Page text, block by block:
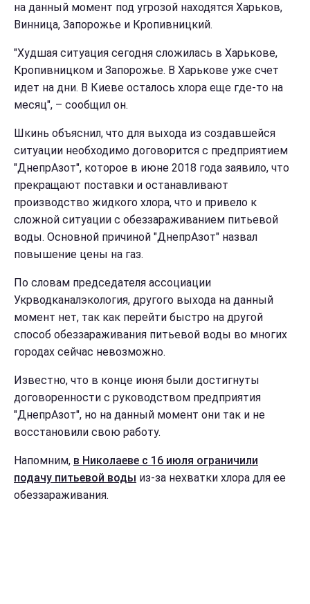
на данный момент под угрозой находятся Харьков,
Винница, Запорожье и Кропивницкий.
"Худшая ситуация сегодня сложилась в Харькове,
Кропивницком и Запорожье. В Харькове уже счет
идет на дни. В Киеве осталось хлора еще где-то на
месяц", – сообщил он.
Шкинь объяснил, что для выхода из создавшейся
ситуации необходимо договорится с предприятием
"ДнепрАзот", которое в июне 2018 года заявило, что
прекращают поставки и останавливают
производство жидкого хлора, что и привело к
сложной ситуации с обеззараживанием питьевой
воды. Основной причиной "ДнепрАзот" назвал
повышение цены на газ.
По словам председателя ассоциации
Укрводканалэкология, другого выхода на данный
момент нет, так как перейти быстро на другой
способ обеззараживания питьевой воды во многих
городах сейчас невозможно.
Известно, что в конце июня были достигнуты
договоренности с руководством предприятия
"ДнепрАзот", но на данный момент они так и не
восстановили свою работу.
Напомним, в Николаеве с 16 июля ограничили
подачу питьевой воды из-за нехватки хлора для ее
обеззараживания.